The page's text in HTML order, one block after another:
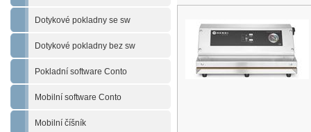
Dotykové pokladny se sw
Dotykové pokladny bez sw
Pokladní software Conto
Mobilní software Conto
Mobilní číšník